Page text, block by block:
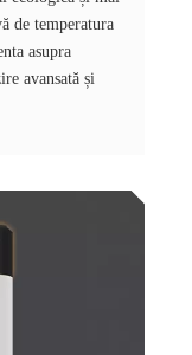
de temperatura
asupra
avansată și